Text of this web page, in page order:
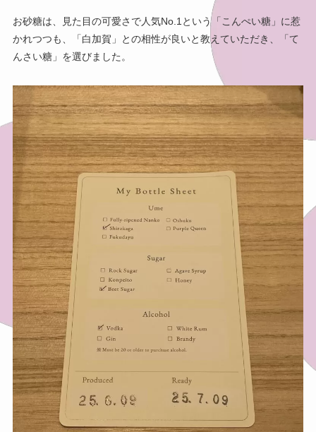
お砂糖は、見た目の可愛さで人気No.1という「こんぺい糖」に惹
かれつつも、「白加賀」との相性が良いと教えていただき、「て
んさい糖」を選びました。